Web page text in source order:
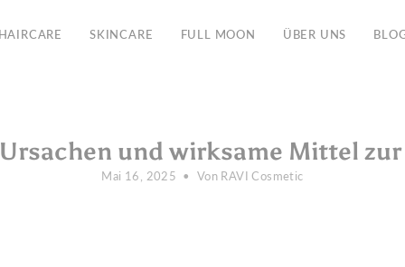
HAIRCARE SKINCARE FULL MOON ÜBER UNS
und wirksame Mittel
Mai 16, 2025 Von RAVI Cosmetic